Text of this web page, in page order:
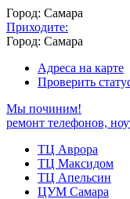
Город: Самара
Приходите:
Город: Самара
Адреса на карте
Проверить
Мы починим!
ремонт телефонов,
ТЦ Аврора
ТЦ Максидом
ТЦ Апельсин
ЦУМ Самара